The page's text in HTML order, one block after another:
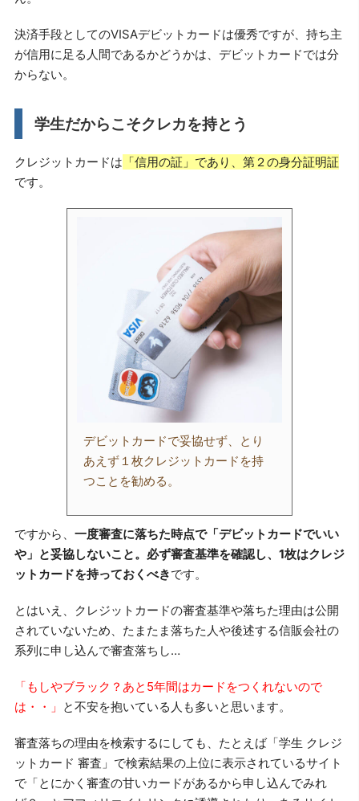
決済手段としてのVISAデビットカードは優秀ですが、持ち主
が信用に足る人間であるかどうかは、デビットカードでは分
からない。
学生だからこそクレカを持とう
クレジットカードは 「信用の証」であり、第２の身分証明証
です。
デビットカードで妥協せず、とり
あえず１枚クレジットカードを持
つことを勧める。
ですから、 一度審査に落ちた時点で「デビットカードでいい
や」と妥協しないこと。必ず審査基準を確認し、1枚はクレジ
ットカードを持っておくべきです。
とはいえ、クレジットカードの審査基準や落ちた理由は公開
されていないため、たまたま落ちた人や後述する信販会社の
系列に申し込んで審査落ちし…
「もしやブラック？あと5年間はカードをつくれないので
は・・」 と不安を抱いている人も多いと思います。
審査落ちの理由を検索するにしても、たとえば「学生 クレジ
ットカード 審査」で検索結果の上位に表示されているサイト
で「とにかく審査の甘いカードがあるから申し込んでみれ